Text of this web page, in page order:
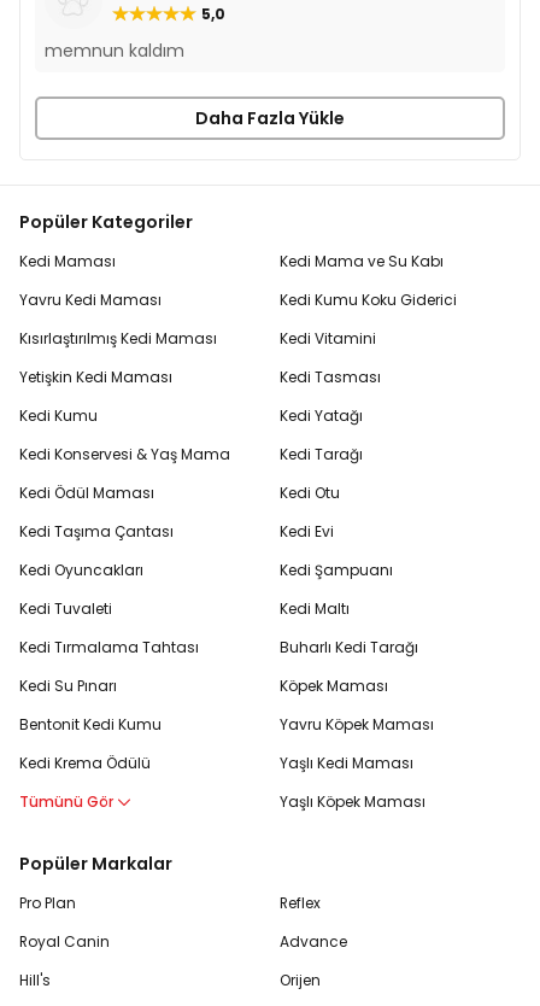
5,0
memnun kaldım
Daha Fazla Yükle
Popüler Kategoriler
Kedi Maması
Yavru Kedi Maması
Kısırlaştırılmış Kedi Maması
Yetişkin Kedi Maması
Kedi Kumu
Kedi Konservesi & Yaş Mama
Kedi Ödül Maması
Kedi Taşıma Çantası
Kedi Oyuncakları
Kedi Tuvaleti
Kedi Tırmalama Tahtası
Kedi Su Pınarı
Bentonit Kedi Kumu
Kedi Krema Ödülü
Tümünü Gör
Kedi Mama ve Su Kabı
Kedi Kumu Koku Giderici
Kedi Vitamini
Kedi Tasması
Kedi Yatağı
Kedi Tarağı
Kedi Otu
Kedi Evi
Kedi Şampuanı
Kedi Maltı
Buharlı Kedi Tarağı
Köpek Maması
Yavru Köpek Maması
Yaşlı Kedi Maması
Yaşlı Köpek Maması
Popüler Markalar
Pro Plan
Royal Canin
Hill's
Reflex
Advance
Orijen